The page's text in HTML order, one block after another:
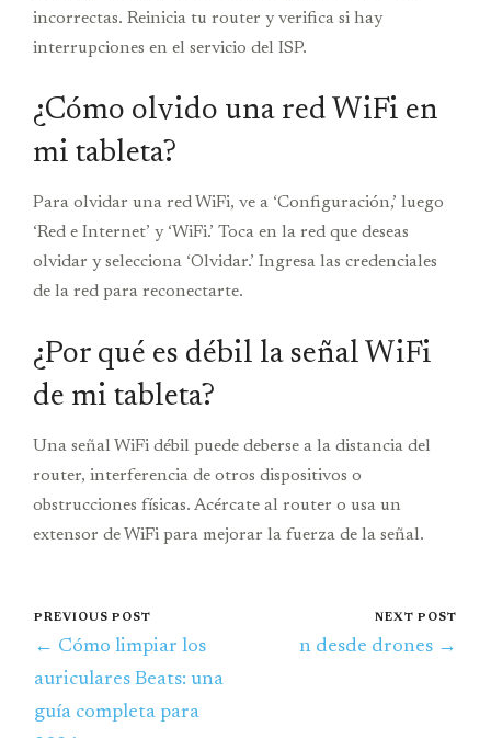
incorrectas. Reinicia tu router y verifica si hay
interrupciones en el servicio del ISP.
¿Cómo olvido una red WiFi en
mi tableta?
Para olvidar una red WiFi, ve a ‘Configuración,’ luego
‘Red e Internet’ y ‘WiFi.’ Toca en la red que deseas
olvidar y selecciona ‘Olvidar.’ Ingresa las credenciales
de la red para reconectarte.
¿Por qué es débil la señal WiFi
de mi tableta?
Una señal WiFi débil puede deberse a la distancia del
router, interferencia de otros dispositivos o
obstrucciones físicas. Acércate al router o usa un
extensor de WiFi para mejorar la fuerza de la señal.
PREVIOUS POST
← Cómo limpiar los
auriculares Beats: una
guía completa para
NEXT POST
n desde drones →